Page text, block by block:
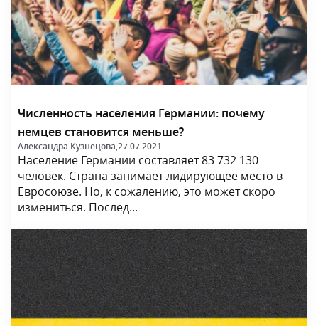
Численность населения Германии: почему
немцев становится меньше?
Александра Кузнецова,27.07.2021
Население Германии составляет 83 732 130
человек. Страна занимает лидирующее место в
Евросоюзе. Но, к сожалению, это может скоро
измениться. Послед...